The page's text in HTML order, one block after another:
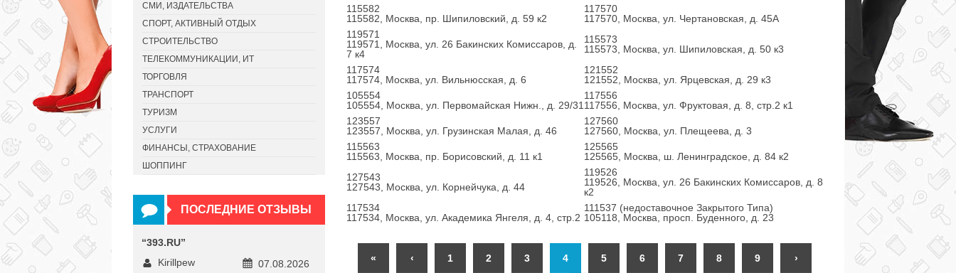
115582
115582, Москва, пр. Шипиловский, д. 59 к2
117570
117570, Москва, ул. Чертановская, д. 45А
119571
119571, Москва, ул. 26 Бакинских Комиссаров, д.
7 к4
115573
115573, Москва, ул. Шипиловская, д. 50 к3
117574
117574, Москва, ул. Вильнюсская, д. 6
121552
121552, Москва, ул. Ярцевская, д. 29 к3
105554
105554, Москва, ул. Первомайская Нижн., д. 29/31
117556
117556, Москва, ул. Фруктовая, д. 8, стр.2 к1
123557
123557, Москва, ул. Грузинская Малая, д. 46
127560
127560, Москва, ул. Плещеева, д. 3
115563
115563, Москва, пр. Борисовский, д. 11 к1
125565
125565, Москва, ш. Ленинградское, д. 84 к2
127543
127543, Москва, ул. Корнейчука, д. 44
119526
119526, Москва, ул. 26 Бакинских Комиссаров, д. 8
к2
117534
117534, Москва, ул. Академика Янгеля, д. 4, стр.2
111537 (недоставочное Закрытого Типа)
105118, Москва, просп. Буденного, д. 23
« ‹ 1 2 3 4 5 6 7 8 9 ›
СМИ, ИЗДАТЕЛЬСТВА
СПОРТ, АКТИВНЫЙ ОТДЫХ
СТРОИТЕЛЬСТВО
ТЕЛЕКОММУНИКАЦИИ, ИТ
ТОРГОВЛЯ
ТРАНСПОРТ
ТУРИЗМ
УСЛУГИ
ФИНАНСЫ, СТРАХОВАНИЕ
ШОППИНГ
ПОСЛЕДНИЕ ОТЗЫВЫ
“393.RU”
07.08.2026
Kirillpew